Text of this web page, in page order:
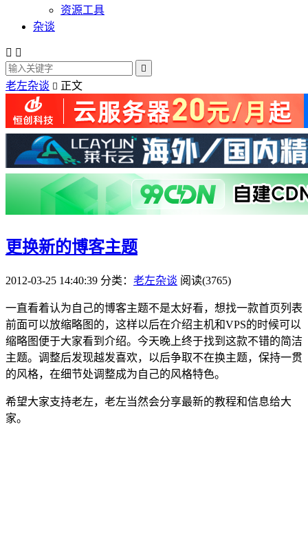
资源工具
杂谈
 

老左杂谈  正文
更换新的博客主题
2012-03-25 14:40:39 分类： 老左杂谈 阅读(3765)
一直看着认为自己的博客主题不是太好看，想找一款首页列表
前面可以放缩略图的，这样以后在介绍主机和VPS的时候可以
缩略图便于大家看到介绍。今天晚上终于找到这款不错的简洁
主题。调整后发现越发喜欢，以后争取不在换主题，保持一贯
的风格，在细节处调整成为自己的风格特色。
希望大家支持老左，老左当然会分享最新的教程和信息给大
家。